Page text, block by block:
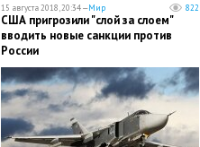
15 августа 2018, 20:34 —Мир 822
США пригрозили "слой за слоем"
вводить новые санкции против
России